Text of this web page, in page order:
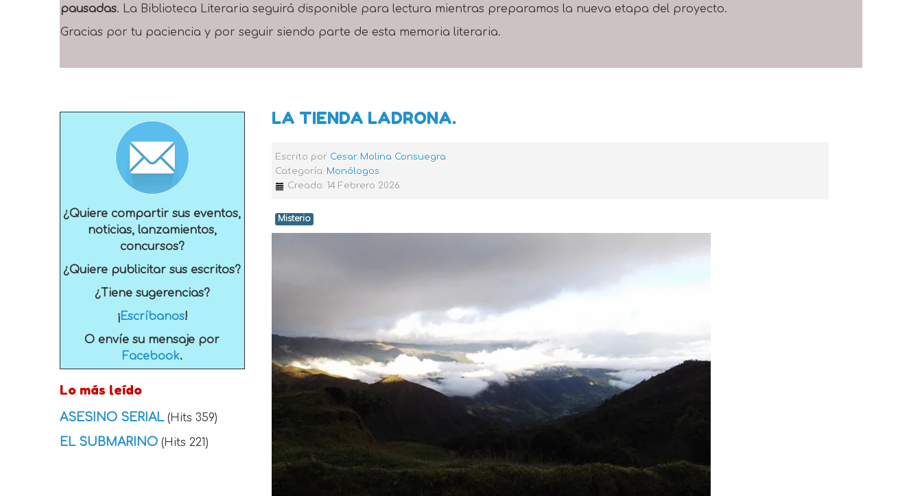
pausadas. La Biblioteca Literaria seguirá disponible para lectura mientras preparamos la nueva etapa del proyecto.
Gracias por tu paciencia y por seguir siendo parte de esta memoria literaria.
LA TIENDA LADRONA.
Escrito por Cesar Molina Consuegra
Categoría: Monólogos
Creado: 14 Febrero 2026
Misterio
¿Quiere compartir sus eventos,
noticias, lanzamientos,
concursos?
¿Quiere publicitar sus escritos?
¿Tiene sugerencias?
¡Escríbanos!
O envíe su mensaje por
Facebook.
Lo más leído
ASESINO SERIAL (Hits 359)
EL SUBMARINO (Hits 221)